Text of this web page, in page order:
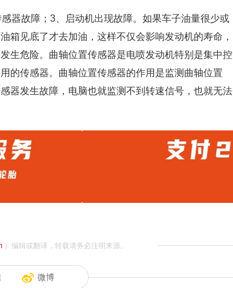
器故障；3、启动机出现故障。如果车子油量很少或
箱见底了才去加油，这样不仅会影响发动机的寿命，
生危险。曲轴位置传感器是电喷发动机特别是集中控
的传感器。曲轴位置传感器的作用是监测曲轴位置
器发生故障，电脑也就监测不到转速信号，也就无法
）编辑或翻译，转载请务必注明来源。
微博